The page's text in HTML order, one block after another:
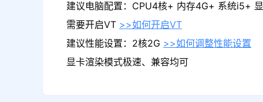
建议电脑配置：CPU4核+ 内存4G+ 系统i5+
需要开启VT >>如何开启VT
建议性能设置：2核2G >>如何调整性能设置
显卡渲染模式极速、兼容均可